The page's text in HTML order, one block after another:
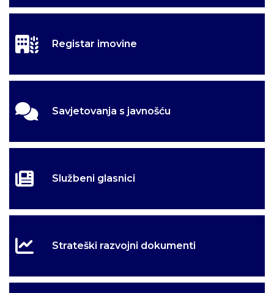
Registar imovine
Savjetovanja s javnošću
Službeni glasnici
Strateški razvojni dokumenti